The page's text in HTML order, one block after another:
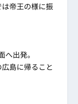
帝王の様に振
出発。
島に帰ること